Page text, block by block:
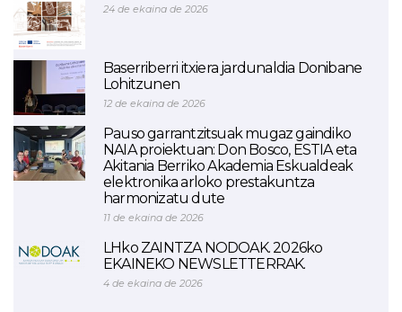
24 de ekaina de 2026
Baserriberri itxiera jardunaldia Donibane
Lohitzunen
12 de ekaina de 2026
Pauso garrantzitsuak mugaz gaindiko
NAIA proiektuan: Don Bosco, ESTIA eta
Akitania Berriko Akademia Eskualdeak
elektronika arloko prestakuntza
harmonizatu dute
11 de ekaina de 2026
LHko ZAINTZA NODOAK. 2026ko
EKAINEKO NEWSLETTERRAK.
4 de ekaina de 2026